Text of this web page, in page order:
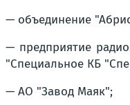
— объединение
— предприятие
"Специальное КБ
— АО "Завод Маяк";